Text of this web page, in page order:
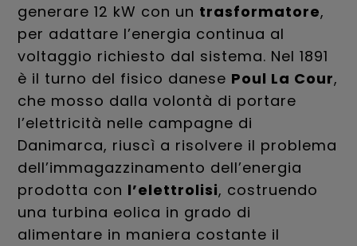
generare 12 kW con un trasformatore,
per adattare l’energia continua al
voltaggio richiesto dal sistema. Nel 1891
è il turno del fisico danese Poul La Cour,
che mosso dalla volontà di portare
l’elettricità nelle campagne di
Danimarca, riuscì a risolvere il problema
dell’immagazzinamento dell’energia
prodotta con l’elettrolisi, costruendo
una turbina eolica in grado di
alimentare in maniera costante il